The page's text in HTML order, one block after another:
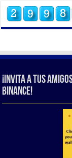
¡Invita a tus
Binance!